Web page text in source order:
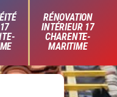
RÉNOVATION
INTÉRIEUR 17
CHARENTE-
MARITIME